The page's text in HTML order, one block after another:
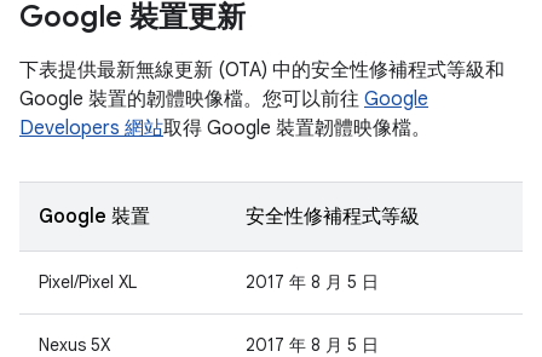
Google 裝置更新
下表提供最新無線更新 (OTA) 中的安全性修補程式等級和
Google 裝置的韌體映像檔。您可以前往 Google
Developers 網站取得 Google 裝置韌體映像檔。
Google 裝置 安全性修補程式等級
Pixel/Pixel XL 2017 年 8 月 5 日
Nexus 5X 2017 年 8 月 5 日